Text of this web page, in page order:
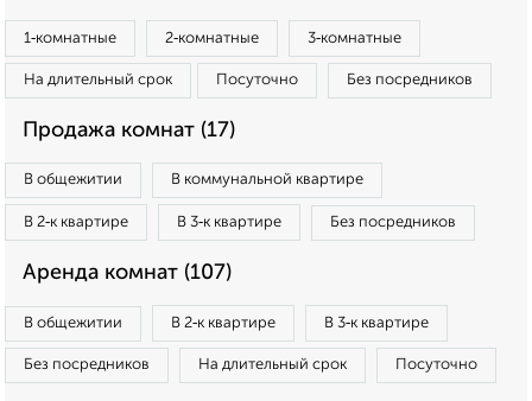
1‑комнатные 2‑комнатные 3‑комнатные
На длительный срок Посуточно Без посредников
Продажа комнат (17)
В общежитии В коммунальной квартире
В 2‑к квартире В 3‑к квартире Без посредников
Аренда комнат (107)
В общежитии В 2‑к квартире В 3‑к квартире
Без посредников На длительный срок Посуточно